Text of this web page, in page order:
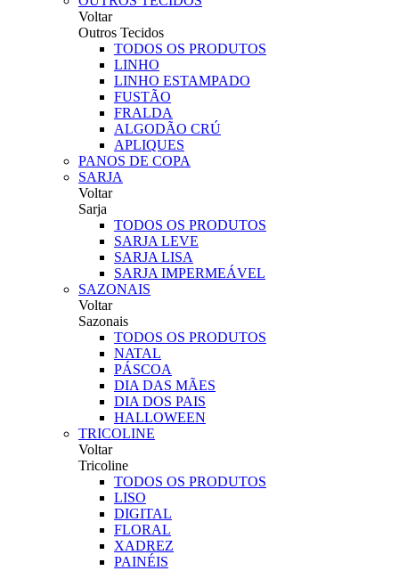
Voltar
Outros Tecidos
TODOS OS PRODUTOS
LINHO
LINHO ESTAMPADO
FUSTÃO
FRALDA
ALGODÃO CRÚ
APLIQUES
PANOS DE COPA
SARJA
Voltar
Sarja
TODOS OS PRODUTOS
SARJA LEVE
SARJA LISA
SARJA IMPERMEÁVEL
SAZONAIS
Voltar
Sazonais
TODOS OS PRODUTOS
NATAL
PÁSCOA
DIA DAS MÃES
DIA DOS PAIS
HALLOWEEN
TRICOLINE
Voltar
Tricoline
TODOS OS PRODUTOS
LISO
DIGITAL
FLORAL
XADREZ
PAINÉIS